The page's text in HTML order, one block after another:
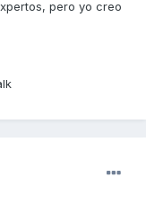
pero yo creo